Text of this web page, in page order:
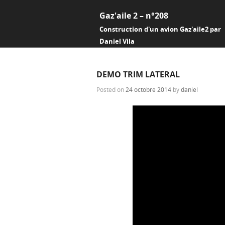
Gaz'aile 2 – n°208
Construction d'un avion Gaz'aile2 par
Daniel Vila
DEMO TRIM LATERAL
Posted on 24 octobre 2014 bydaniel